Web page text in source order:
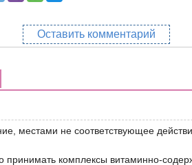
Оставить комментарий
местами не соответствующее
комплексы витаминно-